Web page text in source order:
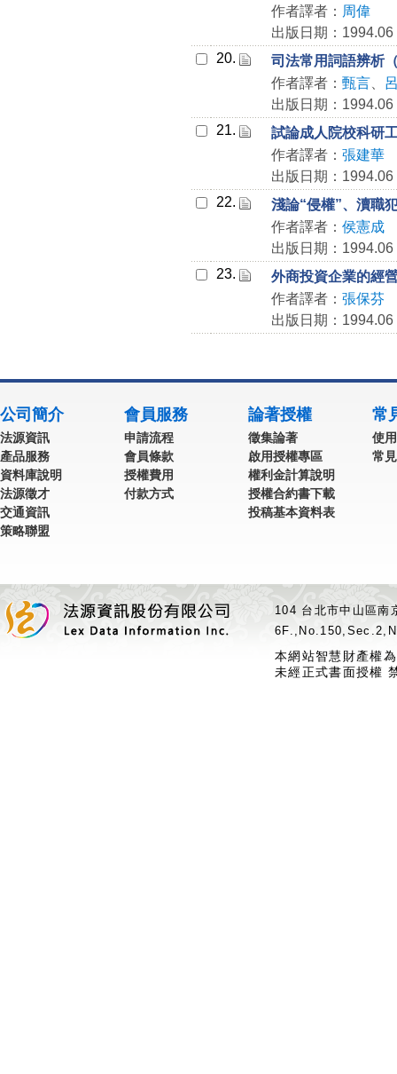
作者譯者： 周偉
出版日期：1994.06
20.
司法常用詞語辨析
作者譯者： 甄言、
出版日期：1994.06
21.
試論成人院校科研
作者譯者： 張建華
出版日期：1994.06
22.
淺論“侵權”、瀆職
作者譯者： 侯憲成
出版日期：1994.06
23.
外商投資企業的經
作者譯者： 張保芬
出版日期：1994.06
公司簡介
法源資訊
產品服務
資料庫說明
法源徵才
交通資訊
策略聯盟
會員服務
申請流程
會員條款
授權費用
付款方式
論著授權
徵集論著
啟用授權專區
權利金計算說明
授權合約書下載
投稿基本資料表
常
使
常
104 台北市中山區
本網站智慧財產權
未經正式書面授權